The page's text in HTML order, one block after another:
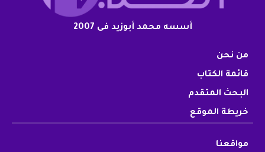
أسسه محمد أبوزيد فى 2007
من نحن
قائمة الكتاب
البحث المتقدم
خريطة الموقع
مواقعنا